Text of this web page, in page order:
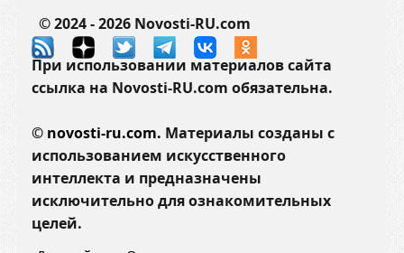
© 2024 - 2026 Novosti-RU.com
При использовании материалов сайта
ссылка на Novosti-RU.com обязательна.
© novosti-ru.com. Материалы созданы с
использованием искусственного
интеллекта и предназначены
исключительно для ознакомительных
целей.